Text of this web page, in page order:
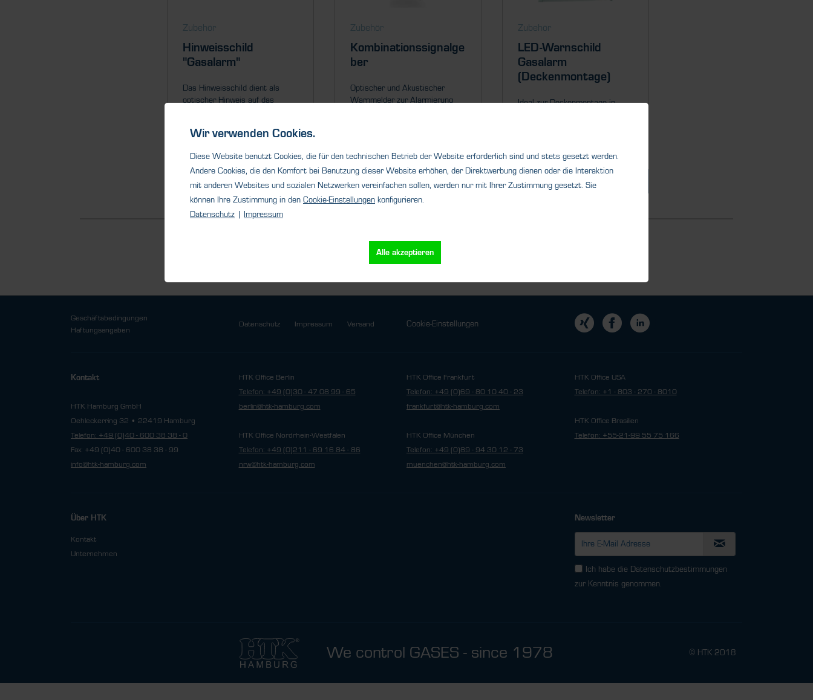
Zubehör
Hinweisschild
"Gasalarm"
Das Hinweisschild dient als
optischer Hinweis auf das
Details
Zubehör
Kombinationssignalge
ber
Optischer und Akustischer
Warnmelder zur Alarmierung
Details
Zubehör
LED-Warnschild
Gasalarm
(Deckenmontage)
Ideal zur Deckenmontage in
Details
Geschäftsbedingungen
Haftungsangaben
Datenschutz Impressum Versand Cookie-Einstellungen
Kontakt
HTK Hamburg GmbH
Oehleckerring 32 • 22419 Hamburg
Telefon: +49 (0)40 - 600 38 38 - 0
Fax: +49 (0)40 - 600 38 38 - 99
info@htk-hamburg.com
HTK Office Berlin
Telefon: +49 (0)30 - 47 08 99 - 65
berlin@htk-hamburg.com
HTK Office Nordrhein-Westfalen
Telefon: +49 (0)211 - 69 16 84 - 86
nrw@htk-hamburg.com
HTK Office Frankfurt
Telefon: +49 (0)69 - 80 10 40 - 23
frankfurt@htk-hamburg.com
HTK Office München
Telefon: +49 (0)89 - 94 30 12 - 73
muenchen@htk-hamburg.com
HTK Office USA
Telefon: +1 - 803 - 270 - 8010
HTK Office Brasilien
Telefon: +55-21-99 55 75 166
Über HTK
Kontakt
Unternehmen
Newsletter
Ich habe die Datenschutzbestimmungen
zur Kenntnis genommen.
We control GASES - since 1978 © HTK 2018
Wir verwenden Cookies.
Diese Website benutzt Cookies, die für den technischen Betrieb der Website erforderlich sind und stets gesetzt werden.
Andere Cookies, die den Komfort bei Benutzung dieser Website erhöhen, der Direktwerbung dienen oder die Interaktion
mit anderen Websites und sozialen Netzwerken vereinfachen sollen, werden nur mit Ihrer Zustimmung gesetzt. Sie
können Ihre Zustimmung in den Cookie-Einstellungen konfigurieren.
Datenschutz | Impressum
Alle akzeptieren